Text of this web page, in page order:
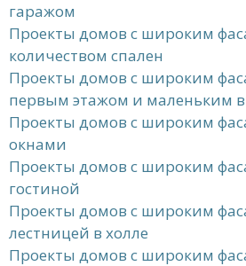
гаражом
Проекты домов с широким
количеством спален
Проекты домов с широким
первым этажом и маленьким
Проекты домов с широким
окнами
Проекты домов с широким
гостиной
Проекты домов с широким
лестницей в холле
Проекты домов с широким